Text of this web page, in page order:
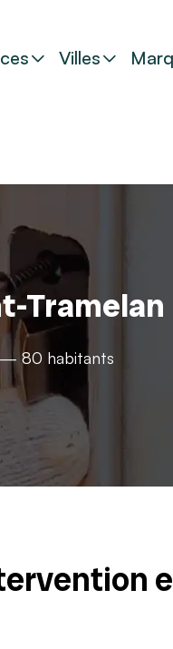
Villes
Tramelan
80 habitants